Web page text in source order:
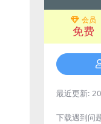
会员
免费
最近更新:
下载遇到问